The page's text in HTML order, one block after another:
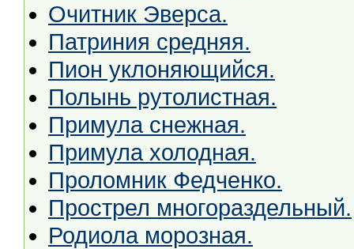
Очитник Эверса.
Патриния средняя.
Пион уклоняющийся.
Полынь рутолистная.
Примула снежная.
Примула холодная.
Проломник Федченко.
Прострел многораздельный.
Родиола морозная.